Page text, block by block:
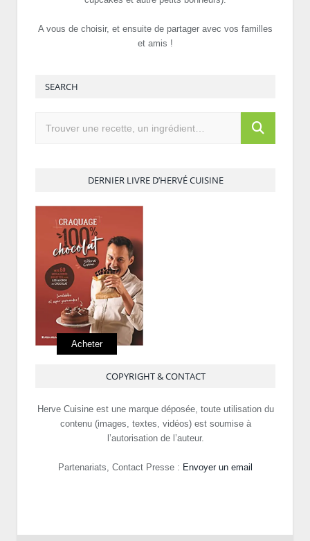
A vous de choisir, et ensuite de partager avec vos familles
et amis !
SEARCH
DERNIER LIVRE D’HERVÉ CUISINE
Acheter
COPYRIGHT & CONTACT
Herve Cuisine est une marque déposée, toute utilisation du
contenu (images, textes, vidéos) est soumise à
l’autorisation de l’auteur.
Partenariats, Contact Presse : Envoyer un email